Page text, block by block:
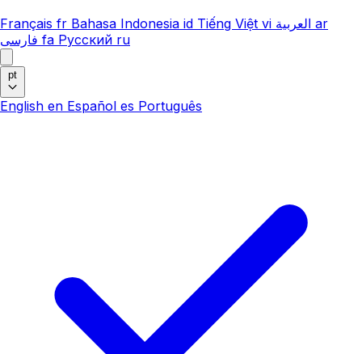
Français fr Bahasa Indonesia id Tiếng Việt vi العربية ar
فارسی fa Русский ru
pt
English en Español es Português